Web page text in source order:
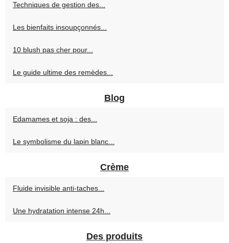
Techniques de gestion des...
Les bienfaits insoupçonnés...
10 blush pas cher pour...
Le guide ultime des remèdes...
Blog
Edamames et soja : des...
Le symbolisme du lapin blanc...
Crème
Fluide invisible anti-taches...
Une hydratation intense 24h...
Des produits